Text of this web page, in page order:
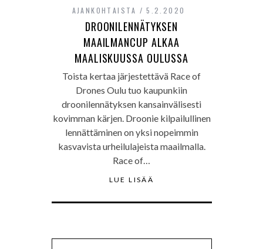
AJANKOHTAISTA 5.2.2020
DROONILENNÄTYKSEN
MAAILMANCUP ALKAA
MAALISKUUSSA OULUSSA
Toista kertaa järjestettävä Race of
Drones Oulu tuo kaupunkiin
droonilennätyksen kansainvälisesti
kovimman kärjen. Droonie kilpailullinen
lennättäminen on yksi nopeimmin
kasvavista urheilulajeista maailmalla.
Race of…
LUE LISÄÄ